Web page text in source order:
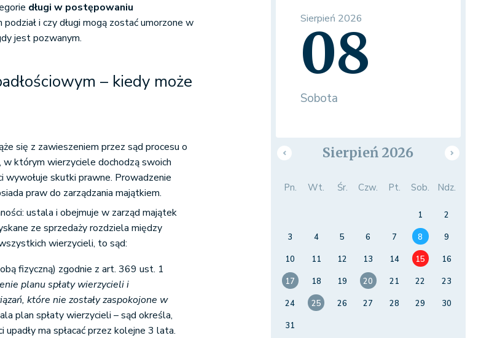
długi w postępowaniu
i czy długi mogą zostać umorzone w
jest pozwanym.
– kiedy może
się z zawieszeniem przez sąd procesu o
którym wierzyciele dochodzą swoich
wywołuje skutki prawne. Prowadzenie
praw do zarządzania majątkiem.
ustala i obejmuje w zarząd majątek
ze sprzedaży rozdziela między
wierzycieli, to sąd:
fizyczną) zgodnie z art. 369 ust. 1
planu spłaty wierzycieli i
które nie zostały zaspokojone w
plan spłaty wierzycieli – sąd określa,
ma spłacać przez kolejne 3 lata.
Sierpień 2026
08
Sobota
Sierpień 2026
Pn. Wt. Śr. Czw. Pt. Sob. Ndz.
1
2
3
4 5 6 7 8
9
10
11 12 13 14 15
16
17
18 19 20 21 22
23
24
25 26 27 28 29
30
31